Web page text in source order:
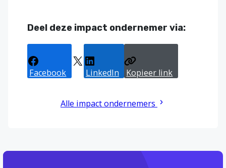
Deel deze impact ondernemer via:
Facebook LinkedIn Kopieer link
Alle impact ondernemers